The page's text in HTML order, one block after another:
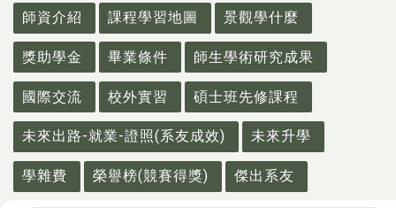
師資介紹 課程學習地圖 景觀學什麼
獎助學金 畢業條件 師生學術研究成果
國際交流 校外實習 碩士班先修課程
未來出路-就業-證照(系友成效) 未來升學
學雜費 榮譽榜(競賽得獎) 傑出系友